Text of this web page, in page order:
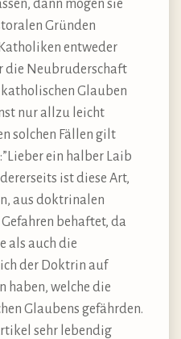
dann mögen sie
Gründen
entweder
die Neubruderschaft
Glauben
nur allzu leicht
solchen Fällen gilt
ein halber Laib
ist diese Art,
aus doktrinalen
behaftet, da
als auch die
der Doktrin auf
haben, welche die
Glaubens gefährden.
sehr lebendig